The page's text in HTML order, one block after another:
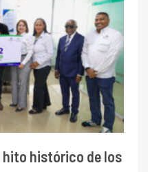
hito histórico de los